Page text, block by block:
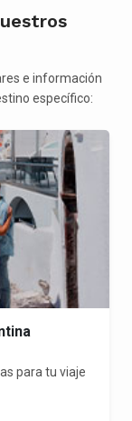
e información
específico:
para tu viaje